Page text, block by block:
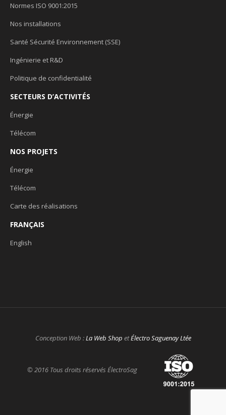
Normes ISO 9001:2015
Nos installations
Santé Sécurité Environnement (SSE)
Ingénierie et R&D
Politique de confidentialité
SECTEURS D’ACTIVITÉS
Énergie
Télécom
NOS PROJETS
Énergie
Télécom
Carte des réalisations
FRANÇAIS
English
Conception Web :La Web Shop etÉlectro Saguenay Ltée
© 2016 Tous droits réservés ÉlectroSag